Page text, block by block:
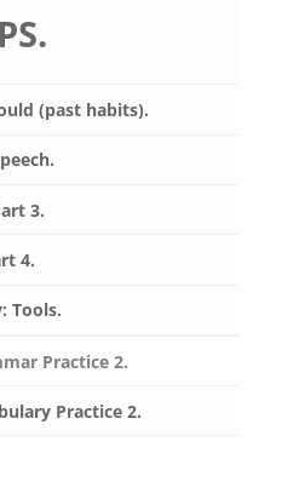
(past habits).
3.
4.
Tools.
Practice 2.
Practice 2.